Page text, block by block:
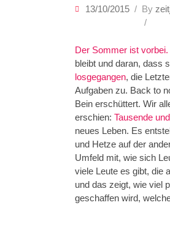
13/10/2015 By
Der Sommer ist vorbei.
bleibt und daran, dass
losgegangen, die
Aufgaben zu. Back to
Bein erschüttert. Wir
erschien: Tausende
neues Leben. Es
und Hetze auf der
Umfeld mit, wie sich
viele Leute es gibt, die
und das zeigt, wie viel
geschaffen wird,